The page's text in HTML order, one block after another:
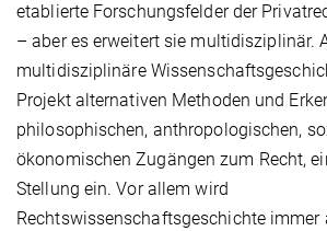
etablierte Forschungsfelder der
– aber es erweitert sie multidisziplinär.
multidisziplinäre
Projekt alternativen Methoden und
philosophischen, anthropologischen,
ökonomischen Zugängen zum Recht,
Stellung ein. Vor allem wird
Rechtswissenschaftsgeschichte immer